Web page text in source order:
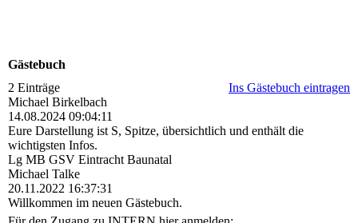
Gästebuch
2 Einträge
Ins Gästebuch eintragen
Michael Birkelbach
14.08.2024 09:04:11
Eure Darstellung ist S, Spitze, übersichtlich und enthält die
wichtigsten Infos.
Lg MB GSV Eintracht Baunatal
Michael Talke
20.11.2022 16:37:31
Willkommen im neuen Gästebuch.